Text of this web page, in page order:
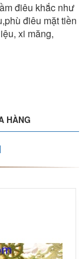
điêu khắc như
điêu mặt tiền
xi măng,
HÀNG